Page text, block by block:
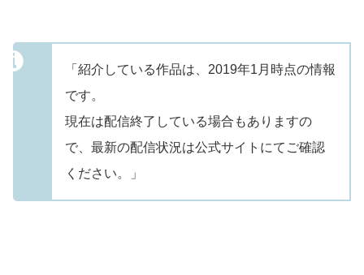
「紹介している作品は、2019年1月時点の情報
です。
現在は配信終了している場合もありますの
で、最新の配信状況は公式サイトにてご確認
ください。」